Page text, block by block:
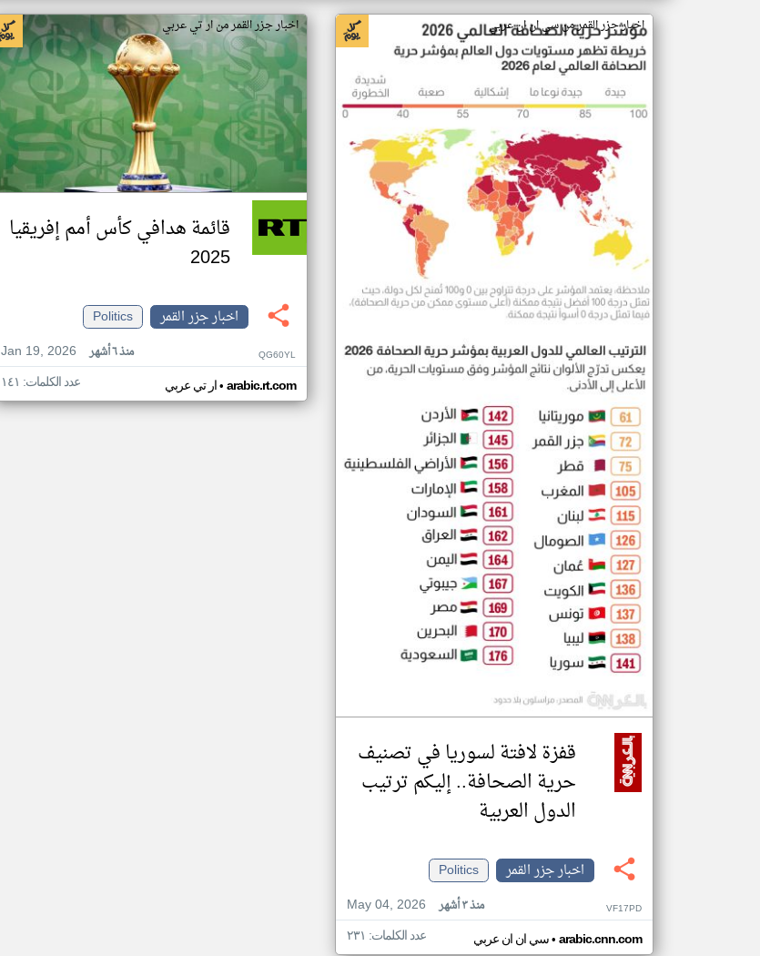
اخبار جزر القمر من سي ان ان عربي
قفزة لافتة لسوريا في تصنيف
حرية الصحافة.. إليكم ترتيب
الدول العربية
اخبار جزر القمر
Politics
May 04, 2026
منذ ٣ أشهر VF17PD
سي ان ان عربي• arabic.cnn.com عدد الكلمات: ٢٣١
اخبار جزر القمر من ار تي عربي
قائمة هدافي كأس أمم إفريقيا
2025
اخبار جزر القمر
Politics
Jan 19, 2026
منذ ٦ أشهر QG60YL
ار تي عربي• arabic.rt.com عدد الكلمات: ١٤١